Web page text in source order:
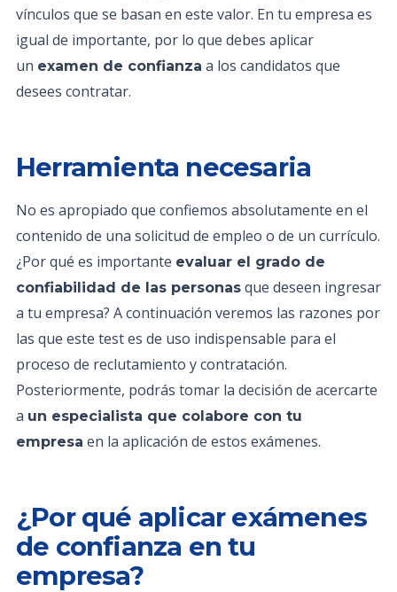
vínculos que se basan en este valor. En tu empresa es
igual de importante, por lo que debes aplicar
un examen de confianza a los candidatos que
desees contratar.
Herramienta necesaria
No es apropiado que confiemos absolutamente en el
contenido de una solicitud de empleo o de un currículo.
¿Por qué es importante evaluar el grado de
confiabilidad de las personas que deseen ingresar
a tu empresa? A continuación veremos las razones por
las que este test es de uso indispensable para el
proceso de reclutamiento y contratación.
Posteriormente, podrás tomar la decisión de acercarte
a un especialista que colabore con tu
empresa en la aplicación de estos exámenes.
¿Por qué aplicar exámenes
de confianza en tu
empresa?